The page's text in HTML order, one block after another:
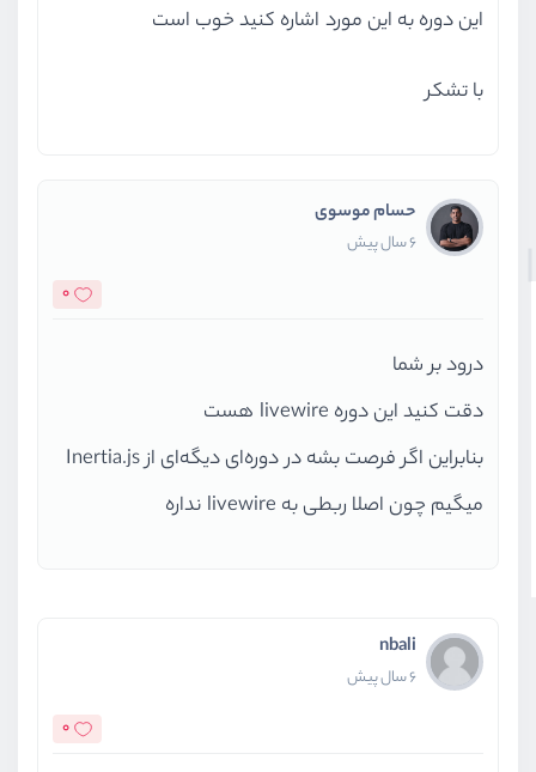
این دوره به این مورد اشاره کنید خوب است
با تشکر
حسام موسوی
6 سال پیش
0
درود بر شما
دقت کنید این دوره livewire هست
بنابراین اگر فرصت بشه در دوره‌ای دیگه‌ای از Inertia.js
میگیم چون اصلا ربطی به livewire نداره
nbali
6 سال پیش
0